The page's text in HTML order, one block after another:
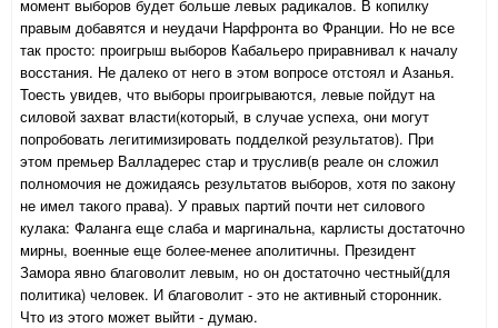
момент выборов будет больше левых радикалов. В копилку
правым добавятся и неудачи Нарфронта во Франции. Но не все
так просто: проигрыш выборов Кабальеро приравнивал к началу
восстания. Не далеко от него в этом вопросе отстоял и Азанья.
Тоесть увидев, что выборы проигрываются, левые пойдут на
силовой захват власти(который, в случае успеха, они могут
попробовать легитимизировать подделкой результатов). При
этом премьер Валладерес стар и труслив(в реале он сложил
полномочия не дожидаясь результатов выборов, хотя по закону
не имел такого права). У правых партий почти нет силового
кулака: Фаланга еще слаба и маргинальна, карлисты достаточно
мирны, военные еще более-менее аполитичны. Президент
Замора явно благоволит левым, но он достаточно честный(для
политика) человек. И благоволит - это не активный сторонник.
Что из этого может выйти - думаю.